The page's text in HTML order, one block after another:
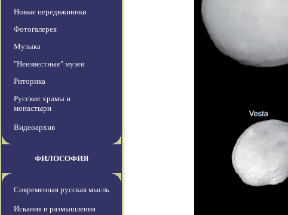
Новые передвжиники
Фотогалерея
Музыка
"Неизвестные" музеи
Риторика
Русские храмы и
монастыри
Видеоархив
ФИЛОСОФИЯ
Современная русская мысль
Искания и размышления